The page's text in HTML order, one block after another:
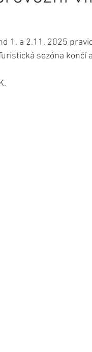
1. a 2.11. 2025
sezóna